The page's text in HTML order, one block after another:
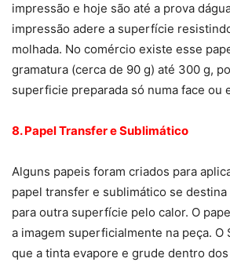
impressão e hoje são até a prova
impressão adere a superfície
molhada. No comércio existe esse
gramatura (cerca de 90 g) até 300 g,
superficie preparada só numa face ou
8. Papel Transfer e Sublimático
Alguns papeis foram criados para
papel transfer e sublimático se
para outra superfície pelo calor. O
a imagem superficialmente na peça. O
que a tinta evapore e grude dentro